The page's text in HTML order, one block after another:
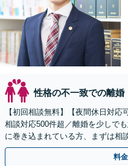
性格の不一致での離婚
【初回相談無料】【夜間休日対応
相談対応500件超／離婚を少しで
に巻き込まれている方、まずは相
応策を提案します。
料